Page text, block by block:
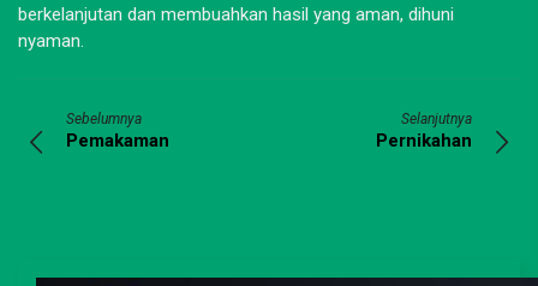
berkelanjutan dan membuahkan hasil yang aman, dihuni
nyaman.
Sebelumnya
Pemakaman
Selanjutnya
Pernikahan